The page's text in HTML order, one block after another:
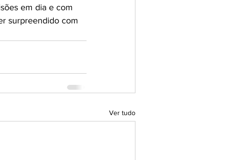
em dia e com
surpreendido com
Ver tudo